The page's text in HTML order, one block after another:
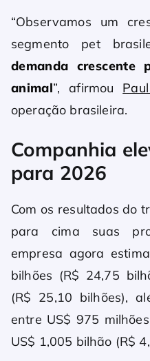
“Observamos um
segmento pet
demanda crescente
animal”, afirmou
operação brasileira.
Companhia
para 2026
Com os resultados do
para cima suas
empresa agora
bilhões (R$ 24,75
(R$ 25,10 bilhões),
entre US$ 975
US$ 1,005 bilhão (R$